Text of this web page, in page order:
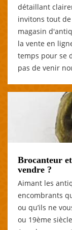
détaillant
invitons tout
magasin
la vente en
temps pour se
pas de venir
Brocanteur
vendre ?
Aimant les
encombrants
ou qu’ils ne
ou 19ème